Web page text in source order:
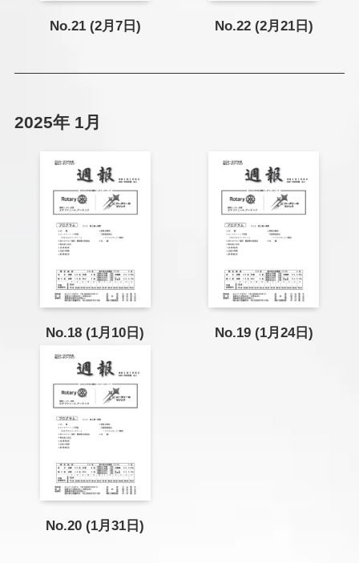
No.21 (2月7日) No.22 (2月21日)
2025年 1月
No.18 (1月10日) No.19 (1月24日)
No.20 (1月31日)